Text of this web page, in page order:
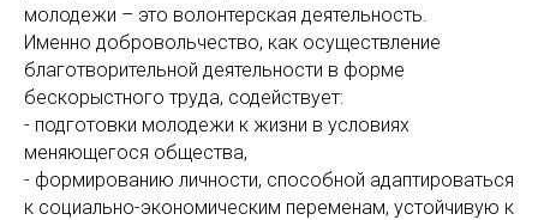
молодежи – это волонтерская деятельность.
Именно добровольчество, как осуществление
благотворительной деятельности в форме
бескорыстного труда, содействует:
- подготовки молодежи к жизни в условиях
меняющегося общества,
- формированию личности, способной адаптироваться
к социально-экономическим переменам, устойчивую к